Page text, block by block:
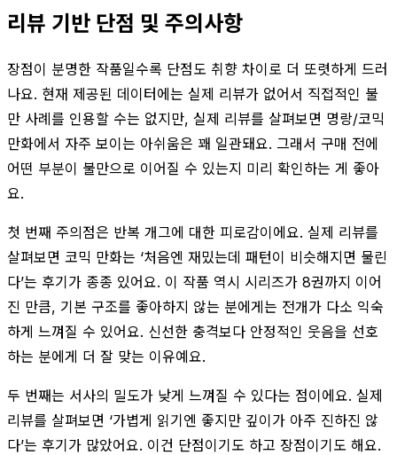
리뷰 기반 단점 및 주의사항
장점이 분명한 작품일수록 단점도 취향 차이로 더 또렷하게 드러
나요. 현재 제공된 데이터에는 실제 리뷰가 없어서 직접적인 불
만 사례를 인용할 수는 없지만, 실제 리뷰를 살펴보면 명랑/코믹
만화에서 자주 보이는 아쉬움은 꽤 일관돼요. 그래서 구매 전에
어떤 부분이 불만으로 이어질 수 있는지 미리 확인하는 게 좋아
요.
첫 번째 주의점은 반복 개그에 대한 피로감이에요. 실제 리뷰를
살펴보면 코믹 만화는 ‘처음엔 재밌는데 패턴이 비슷해지면 물린
다’는 후기가 종종 있어요. 이 작품 역시 시리즈가 8권까지 이어
진 만큼, 기본 구조를 좋아하지 않는 분에게는 전개가 다소 익숙
하게 느껴질 수 있어요. 신선한 충격보다 안정적인 웃음을 선호
하는 분에게 더 잘 맞는 이유예요.
두 번째는 서사의 밀도가 낮게 느껴질 수 있다는 점이에요. 실제
리뷰를 살펴보면 ‘가볍게 읽기엔 좋지만 깊이가 아주 진하진 않
다’는 후기가 많았어요. 이건 단점이기도 하고 장점이기도 해요.